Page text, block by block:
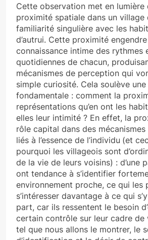
Cette observation met en lumière
proximité spatiale dans un village
familiarité singulière avec les
d’autrui. Cette proximité
connaissance intime des rythmes
quotidiennes de chacun,
mécanismes de perception qui
simple curiosité. Cela soulève
fondamentale : comment la
représentations qu’en ont les
elles leur intimité ? En effet, la
rôle capital dans des
liés à l’essence de l’individu (et
pourquoi les villageois sont
de la vie de leurs voisins) : d’une
ont tendance à s’identifier
environnement proche, ce qui les
s’intéresser davantage à ce qui
part, car ils ressentent le besoin
certain contrôle sur leur cadre de
tel que nous allons le montrer, le